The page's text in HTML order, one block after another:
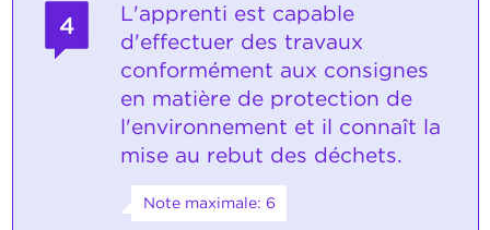
4
L'apprenti est capable
d'effectuer des travaux
conformément aux consignes
en matière de protection de
l'environnement et il connaît la
mise au rebut des déchets.
Note maximale: 6